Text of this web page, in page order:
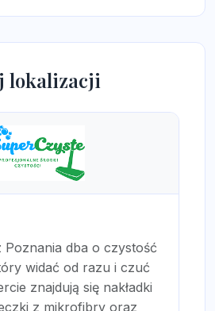
lokalizacji
Poznania dba o czystość
widać od razu i czuć
znajdują się nakładki
z mikrofibry oraz